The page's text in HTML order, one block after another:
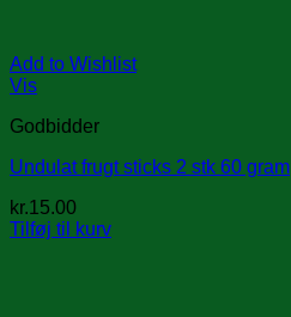
Add to Wishlist
Vis
Godbidder
Undulat frugt sticks 2 stk 60 gram
kr.15.00
Tilføj til kurv